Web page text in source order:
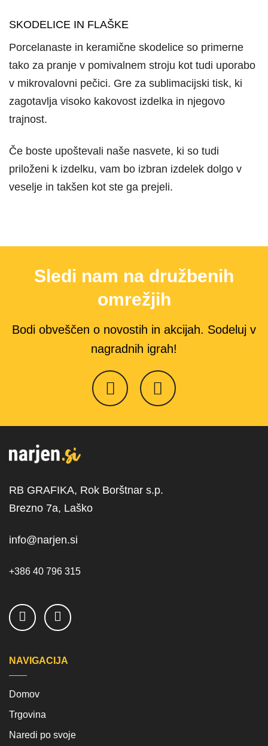
SKODELICE IN FLAŠKE
Porcelanaste in keramične skodelice so primerne
tako za pranje v pomivalnem stroju kot tudi uporabo
v mikrovalovni pečici. Gre za sublimacijski tisk, ki
zagotavlja visoko kakovost izdelka in njegovo
trajnost.
Če boste upoštevali naše nasvete, ki so tudi
priloženi k izdelku, vam bo izbran izdelek dolgo v
veselje in takšen kot ste ga prejeli.
Sledi nam na družbenih
omrežjih
Bodi obveščen o novostih in akcijah. Sodeluj v
nagradnih igrah!
RB GRAFIKA, Rok Borštnar s.p.
Brezno 7a, Laško
info@narjen.si
+386 40 796 315
NAVIGACIJA
Domov
Trgovina
Naredi po svoje